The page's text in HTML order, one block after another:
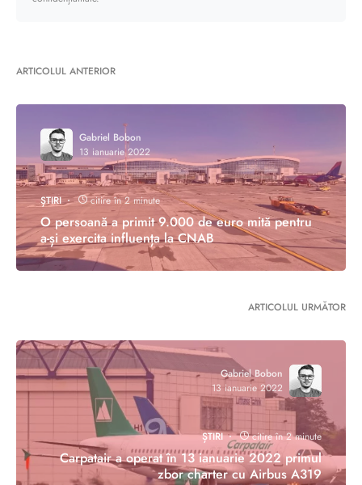
ARTICOLUL ANTERIOR
Gabriel Bobon
13 ianuarie 2022
ȘTIRI citire în 2 minute
O persoană a primit 9.000 de euro mită pentru
a-și exercita influența la CNAB
ARTICOLUL URMĂTOR
Gabriel Bobon
13 ianuarie 2022
ȘTIRI citire în 2 minute
Carpatair a operat în 13 ianuarie 2022 primul
zbor charter cu Airbus A319